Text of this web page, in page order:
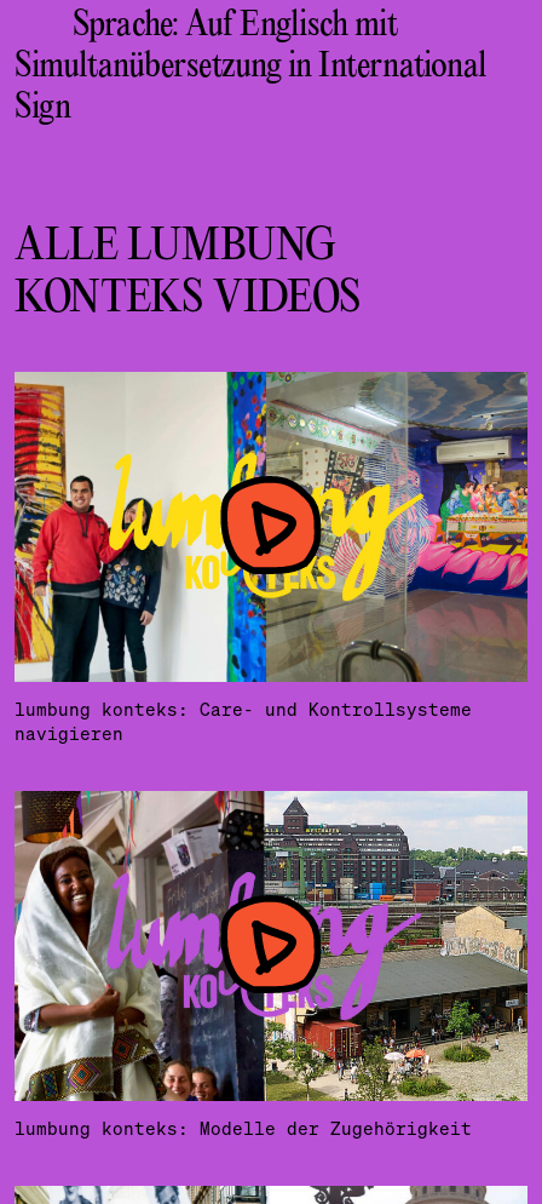
Sprache: Auf Englisch mit
Simultanübersetzung in International
Sign
ALLE LUMBUNG
KONTEKS VIDEOS
lumbung konteks: Care- und Kontrollsysteme
navigieren
lumbung konteks: Modelle der Zugehörigkeit